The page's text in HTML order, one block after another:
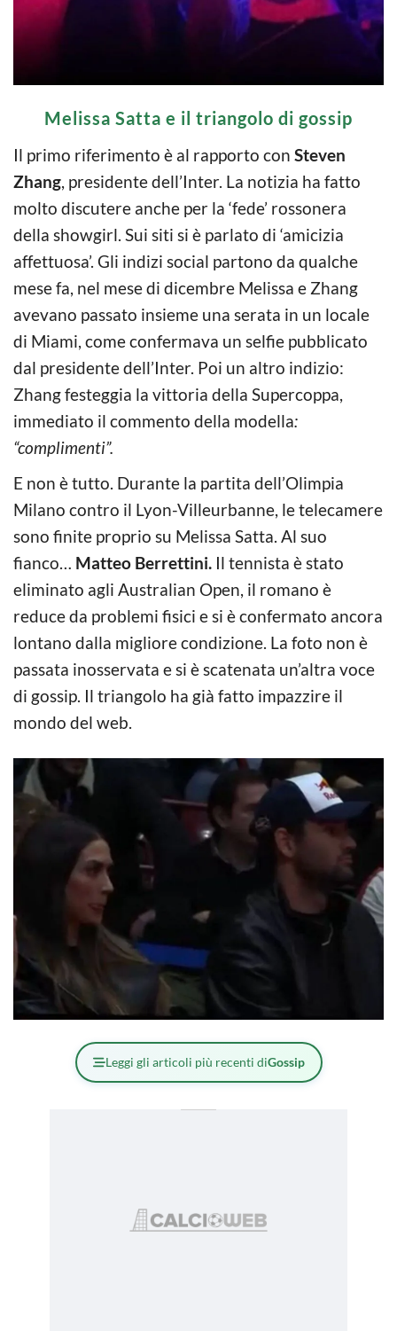
Melissa Satta e il triangolo di gossip
Il primo riferimento è al rapporto con Steven
Zhang, presidente dell’Inter. La notizia ha fatto
molto discutere anche per la ‘fede’ rossonera
della showgirl. Sui siti si è parlato di ‘amicizia
affettuosa’. Gli indizi social partono da qualche
mese fa, nel mese di dicembre Melissa e Zhang
avevano passato insieme una serata in un locale
di Miami, come confermava un selfie pubblicato
dal presidente dell’Inter. Poi un altro indizio:
Zhang festeggia la vittoria della Supercoppa,
immediato il commento della modella:
“complimenti”.
E non è tutto. Durante la partita dell’Olimpia
Milano contro il Lyon-Villeurbanne, le telecamere
sono finite proprio su Melissa Satta. Al suo
fianco… Matteo Berrettini. Il tennista è stato
eliminato agli Australian Open, il romano è
reduce da problemi fisici e si è confermato ancora
lontano dalla migliore condizione. La foto non è
passata inosservata e si è scatenata un’altra voce
di gossip. Il triangolo ha già fatto impazzire il
mondo del web.
Leggi gli articoli più recenti diGossip